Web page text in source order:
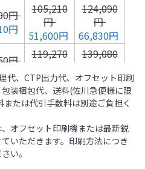
円
円
105,210
円
51,600円
124,090
円
66,830円
円
円
119,270
54,750円
139,080
70,510円
円
123,930
円
67,980円
156,500
円
88,760円
128,580
173,920
代、CTP出力代、オフセット印刷
装梱包代、送料(佐川急便様に限
たは代引手数料は別途ご負担く
オフセット印刷機または最新鋭
いただきます。印刷方法につき
い。